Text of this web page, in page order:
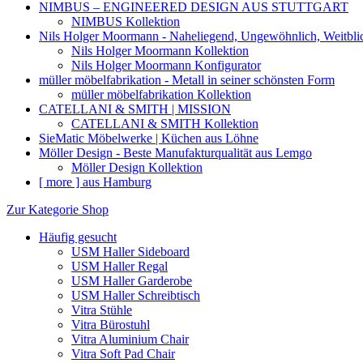
NIMBUS – ENGINEERED DESIGN AUS STUTTGART
NIMBUS Kollektion
Nils Holger Moormann - Naheliegend, Ungewöhnlich,
Nils Holger Moormann Kollektion
Nils Holger Moormann Konfigurator
müller möbelfabrikation - Metall in seiner schönsten Form
müller möbelfabrikation Kollektion
CATELLANI & SMITH | MISSION
CATELLANI & SMITH Kollektion
SieMatic Möbelwerke | Küchen aus Löhne
Möller Design - Beste Manufakturqualität aus Lemgo
Möller Design Kollektion
[ more ] aus Hamburg
Zur Kategorie Shop
Häufig gesucht
USM Haller Sideboard
USM Haller Regal
USM Haller Garderobe
USM Haller Schreibtisch
Vitra Stühle
Vitra Bürostuhl
Vitra Aluminium Chair
Vitra Soft Pad Chair